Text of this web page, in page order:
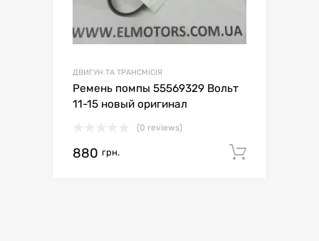
ДВИГУН ТА ТРАНСМІСІЯ
Ремень помпы 55569329 Вольт
11-15 новый оригинал
(0 reviews)
880 грн.